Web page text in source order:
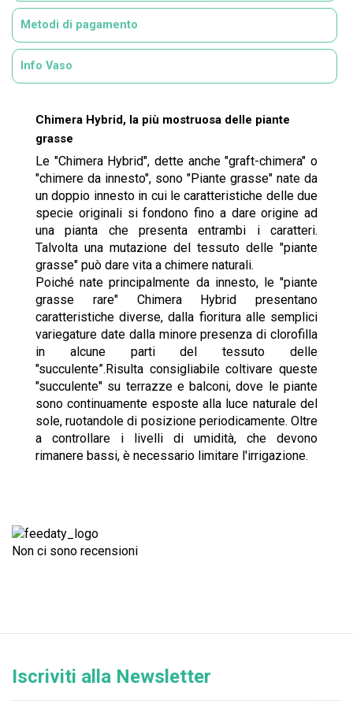
Metodi di pagamento
Info Vaso
Chimera Hybrid, la più mostruosa delle piante
grasse
Le "Chimera Hybrid", dette anche "graft-chimera" o
"chimere da innesto", sono "Piante grasse" nate da
un doppio innesto in cui le caratteristiche delle due
specie originali si fondono fino a dare origine ad
una pianta che presenta entrambi i caratteri.
Talvolta una mutazione del tessuto delle "piante
grasse" può dare vita a chimere naturali.
Poiché nate principalmente da innesto, le "piante
grasse rare" Chimera Hybrid presentano
caratteristiche diverse, dalla fioritura alle semplici
variegature date dalla minore presenza di clorofilla
in alcune parti del tessuto delle
"succulente”.Risulta consigliabile coltivare queste
"succulente" su terrazze e balconi, dove le piante
sono continuamente esposte alla luce naturale del
sole, ruotandole di posizione periodicamente. Oltre
a controllare i livelli di umidità, che devono
rimanere bassi, è necessario limitare l'irrigazione.
Non ci sono recensioni
Iscriviti alla Newsletter